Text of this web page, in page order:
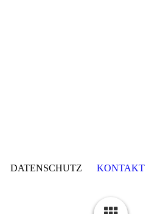
DATENSCHUTZ KONTAKT